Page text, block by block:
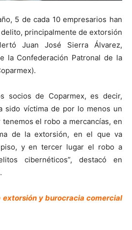
5 de cada 10 empresarios han
principalmente de extorsión
Juan José Sierra Álvarez,
la Confederación Patronal de la
socios de Coparmex, es decir,
sido víctima de por lo menos un
el robo a mercancías, en
de la extorsión, en el que va
y en tercer lugar el robo a
cibernéticos”, destacó en
extorsión y burocracia comercial